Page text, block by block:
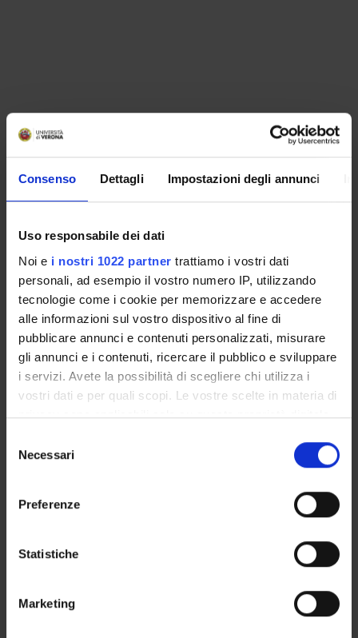
Consenso Dettagli Impostazioni degli annunci
Uso responsabile dei dati
Noi e i nostri 1022 partner trattiamo i vostri dati
personali, ad esempio il vostro numero IP, utilizzando
tecnologie come i cookie per memorizzare e accedere
alle informazioni sul vostro dispositivo al fine di
pubblicare annunci e contenuti personalizzati, misurare
gli annunci e i contenuti, ricercare il pubblico e sviluppare
i servizi. Avete la possibilità di scegliere chi utilizza i
vostri dati e per quali scopi. Le vostre scelte in materia di
privacy sono applicabili solo su questa proprietà digitale
modificare o revocare il proprio consenso in qualsiasi
momento dalla Dichiarazione sui cookie o facendo clic
raccogliere informazioni sulla tua posizione
geografica, con un'approssimazione di qualche
Identificare il tuo dispositivo, scansionandolo
delNecessari
Preferenze
Statistiche
Marketing
ORGANISATION
DEPARTMENT ADMINISTRATION OFFICES
STUDENT ADMINISTRATION OFFICES
DEPARTMENT FACILITIES
RESEARCH LABORATORIES
RESEARCH CENTRES